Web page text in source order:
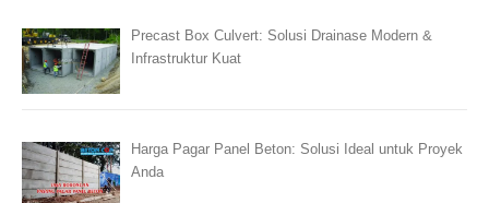
Precast Box Culvert: Solusi Drainase Modern &
Infrastruktur Kuat
Harga Pagar Panel Beton: Solusi Ideal untuk Proyek
Anda